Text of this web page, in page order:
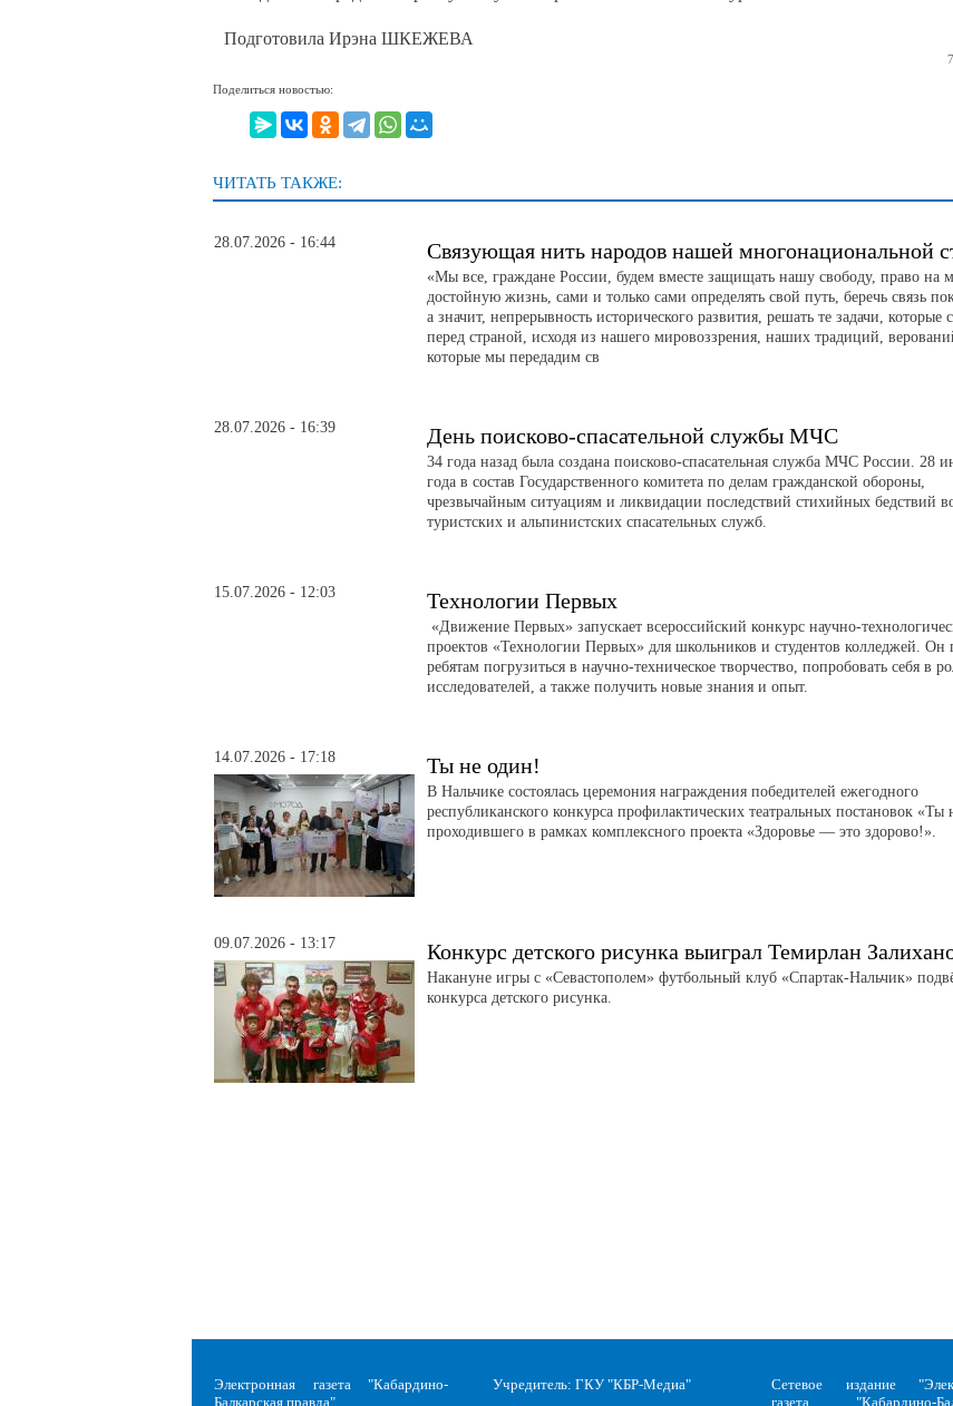
Подготовила Ирэна ШКЕЖЕВА
Поделиться новостью:
ЧИТАТЬ ТАКЖЕ:
28.07.2026 - 16:44 Связующая нить народов нашей многонациональной
«Мы все, граждане России, будем вместе защищать нашу свободу, право на
достойную жизнь, сами и только сами определять свой путь, беречь связь
а значит, непрерывность исторического развития, решать те задачи, которые
перед страной, исходя из нашего мировоззрения, наших традиций,
которые мы передадим св
28.07.2026 - 16:39 День поисково-спасательной службы МЧС
34 года назад была создана поисково-спасательная служба МЧС России. 28
года в состав Государственного комитета по делам гражданской обороны,
чрезвычайным ситуациям и ликвидации последствий стихийных бедствий
туристских и альпинистских спасательных служб.
15.07.2026 - 12:03 Технологии Первых
«Движение Первых» запускает всероссийский конкурс научно-
проектов «Технологии Первых» для школьников и студентов колледжей. Он
ребятам погрузиться в научно-техническое творчество, попробовать себя в
исследователей, а также получить новые знания и опыт.
14.07.2026 - 17:18 Ты не один!
В Нальчике состоялась церемония награждения победителей ежегодного
республиканского конкурса профилактических театральных постановок «Ты
проходившего в рамках комплексного проекта «Здоровье — это здорово!».
09.07.2026 - 13:17 Конкурс детского рисунка выиграл Темирлан
Накануне игры с «Севастополем» футбольный клуб «Спартак-Нальчик»
конкурса детского рисунка.
Электронная газета "Кабардино-
Балкарская правда"
Учредитель: ГКУ "КБР-Медиа"
Сетевое издание
газета "Кабардино-